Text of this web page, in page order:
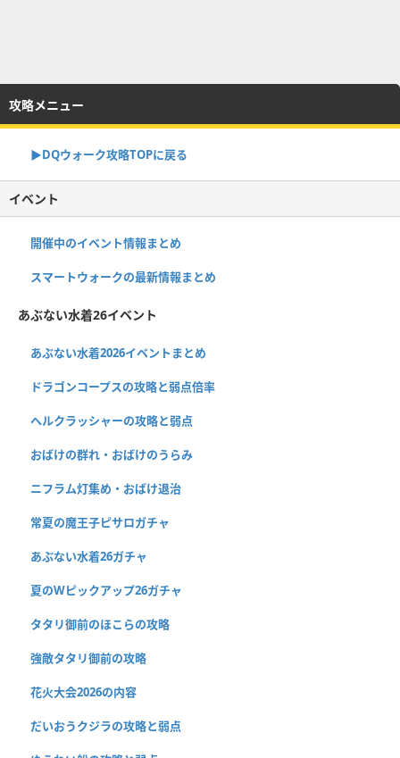
攻略メニュー
▶︎DQウォーク攻略TOPに戻る
イベント
開催中のイベント情報まとめ
スマートウォークの最新情報まとめ
あぶない水着26イベント
あぶない水着2026イベントまとめ
ドラゴンコープスの攻略と弱点倍率
ヘルクラッシャーの攻略と弱点
おばけの群れ・おばけのうらみ
ニフラム灯集め・おばけ退治
常夏の魔王子ピサロガチャ
あぶない水着26ガチャ
夏のWピックアップ26ガチャ
タタリ御前のほこらの攻略
強敵タタリ御前の攻略
花火大会2026の内容
だいおうクジラの攻略と弱点